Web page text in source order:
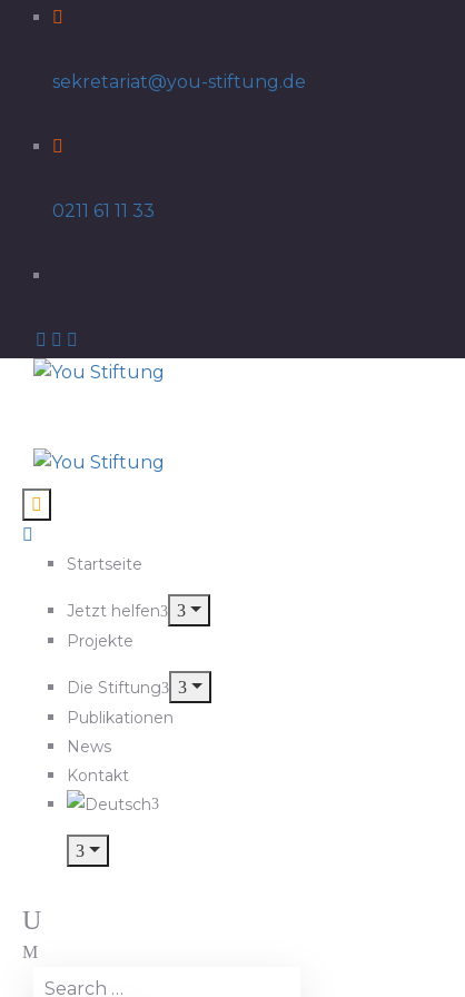
sekretariat@you-stiftung.de
0211 61 11 33
Startseite
Jetzt helfen
Projekte
Die Stiftung
Publikationen
News
Kontakt